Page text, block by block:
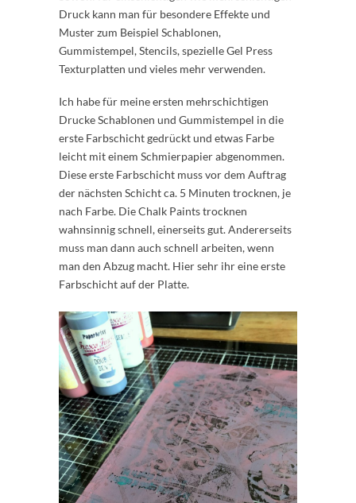
Druck kann man für besondere Effekte und
Muster zum Beispiel Schablonen,
Gummistempel, Stencils, spezielle Gel Press
Texturplatten und vieles mehr verwenden.
Ich habe für meine ersten mehrschichtigen
Drucke Schablonen und Gummistempel in die
erste Farbschicht gedrückt und etwas Farbe
leicht mit einem Schmierpapier abgenommen.
Diese erste Farbschicht muss vor dem Auftrag
der nächsten Schicht ca. 5 Minuten trocknen, je
nach Farbe. Die Chalk Paints trocknen
wahnsinnig schnell, einerseits gut. Andererseits
muss man dann auch schnell arbeiten, wenn
man den Abzug macht. Hier sehr ihr eine erste
Farbschicht auf der Platte.